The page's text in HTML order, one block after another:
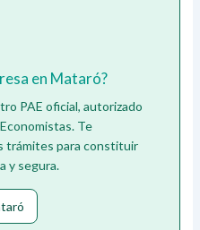
en Mataró?
PAE oficial, autorizado
Te
trámites para constituir
y segura.